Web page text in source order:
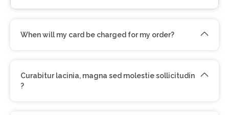
When will my card be charged for my order?
Curabitur lacinia, magna sed molestie sollicitudin
?